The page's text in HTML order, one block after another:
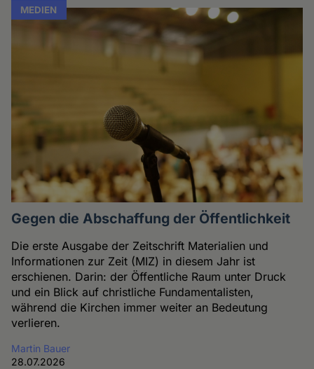
MEDIEN
Gegen die Abschaffung der Öffentlichkeit
Die erste Ausgabe der Zeitschrift Materialien und
Informationen zur Zeit (MIZ) in diesem Jahr ist
erschienen. Darin: der Öffentliche Raum unter Druck
und ein Blick auf christliche Fundamentalisten,
während die Kirchen immer weiter an Bedeutung
verlieren.
Martin Bauer
28.07.2026